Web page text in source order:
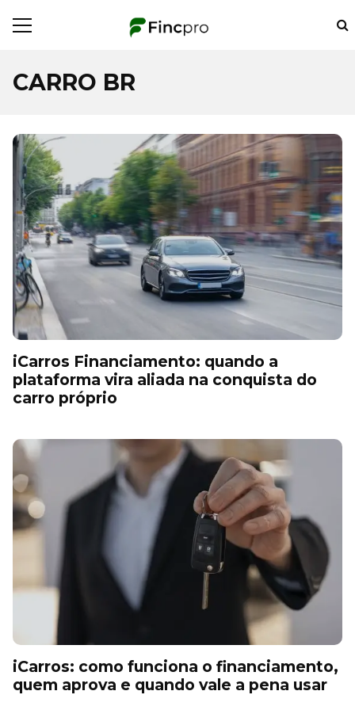
CARRO BR
iCarros Financiamento: quando a
plataforma vira aliada na conquista do
carro próprio
iCarros: como funciona o financiamento,
quem aprova e quando vale a pena usar